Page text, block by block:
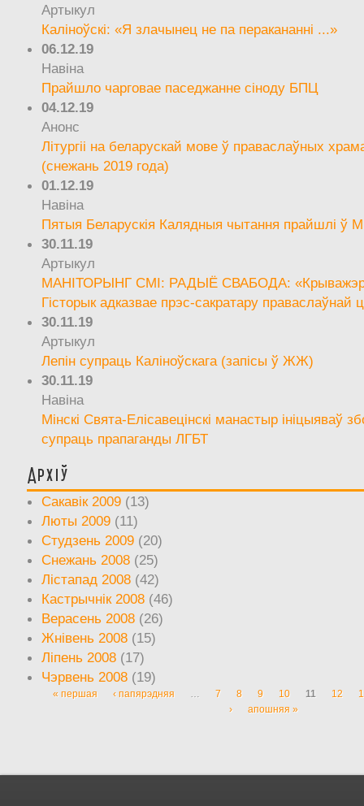
Артыкул
Каліноўскі: «Я злачынец не па перакананні ...»
06.12.19
Навіна
Прайшло чарговае паседжанне сіноду БПЦ
04.12.19
Анонс
Літургіі на беларускай мове ў праваслаўных
(снежань 2019 года)
01.12.19
Навіна
Пятыя Беларускія Калядныя чытання прайшлі ў
30.11.19
Артыкул
МАНІТОРЫНГ СМІ: РАДЫЁ СВАБОДА:
Гісторык адказвае прэс-сакратару праваслаўнай
30.11.19
Артыкул
Лепін супраць Каліноўскага (запісы ў ЖЖ)
30.11.19
Навіна
Мінскі Свята-Елісавецінскі манастыр ініцыяваў
супраць прапаганды ЛГБТ
Архіў
Сакавік 2009 (13)
Люты 2009 (11)
Студзень 2009 (20)
Снежань 2008 (25)
Лістапад 2008 (42)
Кастрычнік 2008 (46)
Верасень 2008 (26)
Жнівень 2008 (15)
Ліпень 2008 (17)
Чэрвень 2008 (19)
Старонкі
« першая ‹ папярэдняя … 7 8 9 10 11 12
›
апошняя »